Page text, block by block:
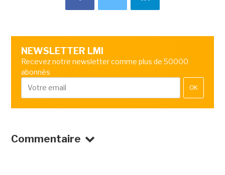
NEWSLETTER LMI
Recevez notre newsletter comme plus de 50000
abonnés
OK
Commentaire